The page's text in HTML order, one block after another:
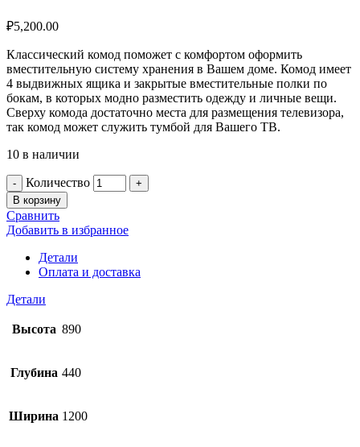
₽5,200.00
Классический комод поможет с комфортом оформить
вместительную систему хранения в Вашем доме. Комод имеет
4 выдвижных ящика и закрытые вместительные полки по
бокам, в которых модно разместить одежду и личные вещи.
Сверху комода достаточно места для размещения телевизора,
так комод может служить тумбой для Вашего ТВ.
10 в наличии
Количество
В корзину
Сравнить
Добавить в избранное
Детали
Оплата и доставка
Детали
Высота 890
Глубина 440
Ширина 1200